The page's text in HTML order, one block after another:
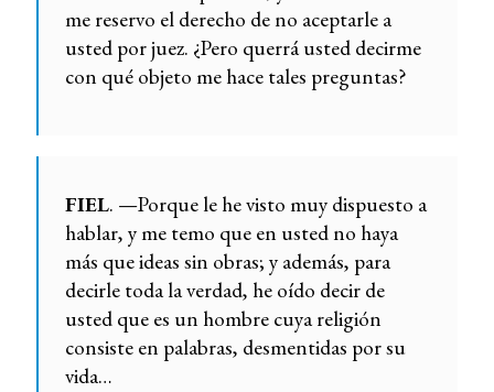
me reservo el derecho de no aceptarle a
usted por juez. ¿Pero querrá usted decirme
con qué objeto me hace tales preguntas?
FIEL. —Porque le he visto muy dispuesto a
hablar, y me temo que en usted no haya
más que ideas sin obras; y además, para
decirle toda la verdad, he oído decir de
usted que es un hombre cuya religión
consiste en palabras, desmentidas por su
vida…